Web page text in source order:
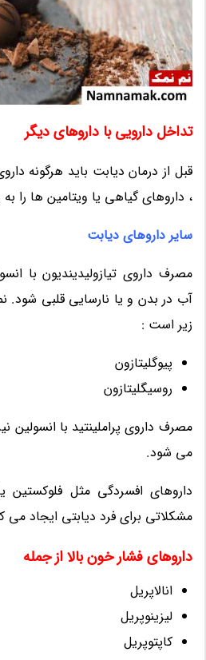
تداخل دارویی با داروهای دیگر
قبل از درمان دیابت باید هرگونه
، داروهای گیاهی یا ویتامین ها را
سایر داروهای دیابت
مصرف داروی تیازولیدیندیون با
آب در بدن و یا نارسایی قلبی شود.
زیر است :
پیوگلیتازون
روسیگلیتازون
مصرف داروی پراملینتید با
می شود.
داروهای افسردگی مثل فلوکستین
مشکلاتی برای فرد دیابتی ایجاد می
داروهای فشار خون بالا از جمله
انالاپریل
لیزینوپریل
کاپتوپریل